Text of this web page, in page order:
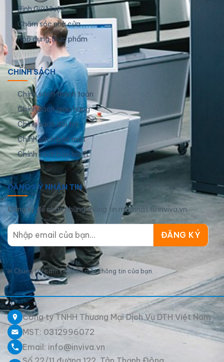
Bình Giữ Nhiệt
Chăm sóc nhà cửa
Hộp đựng thực phẩm
CHÍNH SÁCH
Chính sách thanh toán
Chính sách giao hàng
Chính sách đổi trả
Chính sách bảo mật
Chính sách bảo hành
ĐĂNG KÝ NHẬN TIN
Đăng ký để nhận những thông tin mới nhất từ inviva.vn
✉ Chúng tôi cam kết bảo mật thông tin của bạn.
Công ty TNHH Thương Mại Dịch Vụ DTH Việt Nam
MST: 0312996072
Email: info@inviva.vn